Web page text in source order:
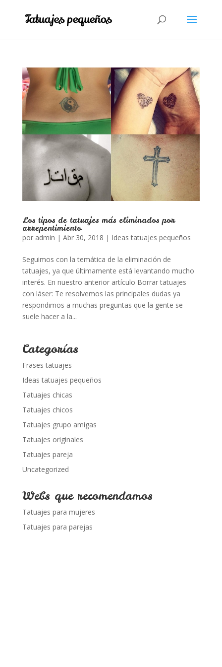
Los tipos de tatuajes más eliminados por
arrepentimiento
por admin | Abr 30, 2018 | Ideas tatuajes pequeños
Seguimos con la temática de la eliminación de
tatuajes, ya que últimamente está levantando mucho
interés. En nuestro anterior artículo Borrar tatuajes
con láser: Te resolvemos las principales dudas ya
respondimos a muchas preguntas que la gente se
suele hacer a la...
Categorías
Frases tatuajes
Ideas tatuajes pequeños
Tatuajes chicas
Tatuajes chicos
Tatuajes grupo amigas
Tatuajes originales
Tatuajes pareja
Uncategorized
Webs que recomendamos
Tatuajes para mujeres
Tatuajes para parejas